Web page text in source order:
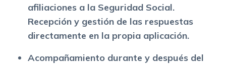
afiliaciones a la Seguridad Social.
Recepción y gestión de las respuestas
directamente en la propia aplicación.
Acompañamiento durante y después del